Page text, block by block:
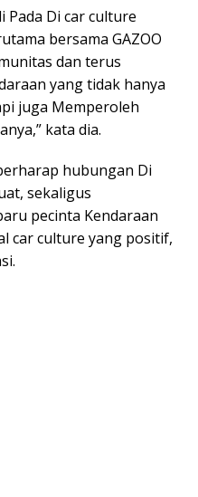
Pada Di car culture
bersama GAZOO
dan terus
yang tidak hanya
juga Memperoleh
kata dia.
hubungan Di
sekaligus
pecinta Kendaraan
car culture yang positif,